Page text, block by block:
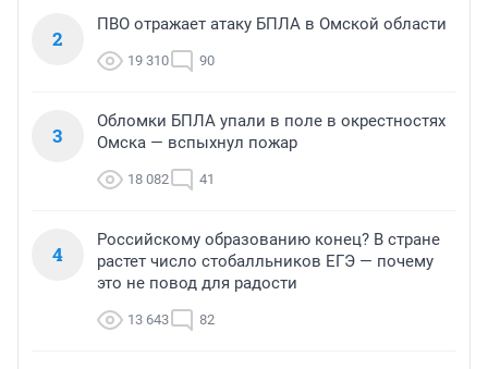
2
ПВО отражает атаку БПЛА в Омской области
19 310 90
3
Обломки БПЛА упали в поле в окрестностях
Омска — вспыхнул пожар
18 082 41
4
Российскому образованию конец? В стране
растет число стобалльников ЕГЭ — почему
это не повод для радости
13 643 82